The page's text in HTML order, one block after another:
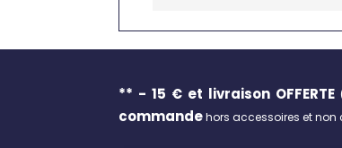
** - 15 € et livraisonOFFERTE
commandehors accessoires et